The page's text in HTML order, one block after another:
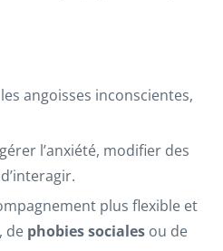
angoisses inconscientes,
l’anxiété, modifier des
plus flexible et
, de phobies sociales ou de